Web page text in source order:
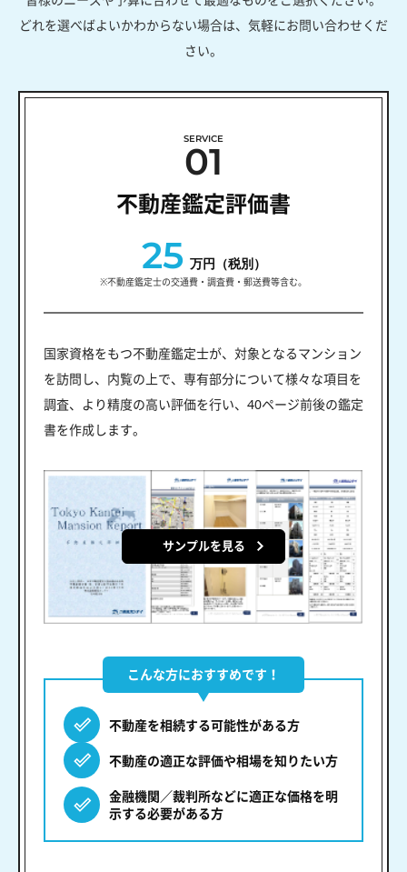
どれを選べばよいかわからない場合は、気軽にお問い合わせくだ
さい。
SERVICE
01
不動産鑑定評価書
25 万円（税別）
※不動産鑑定士の交通費・調査費・郵送費等含む。
国家資格をもつ不動産鑑定士が、対象となるマンション
を訪問し、内覧の上で、専有部分について様々な項目を
調査、より精度の高い評価を行い、40ページ前後の鑑定
書を作成します。
サンプルを見る
こんな方におすすめです！
不動産を相続する可能性がある方
不動産の適正な評価や相場を知りたい方
金融機関／裁判所などに適正な価格を明
示する必要がある方